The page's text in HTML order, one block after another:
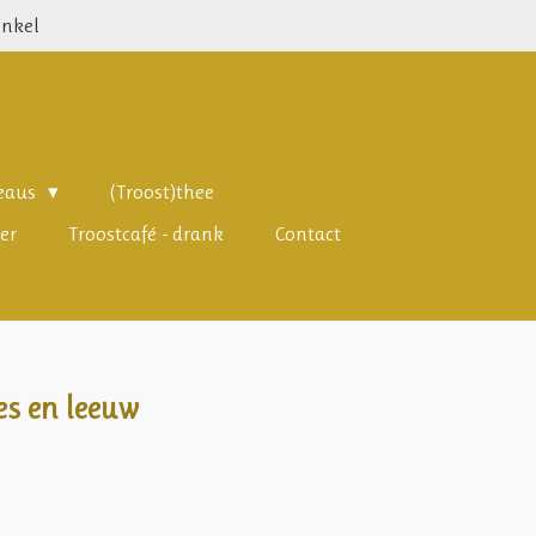
(Troost)thee
Troostcafé - drank Contact
en leeuw